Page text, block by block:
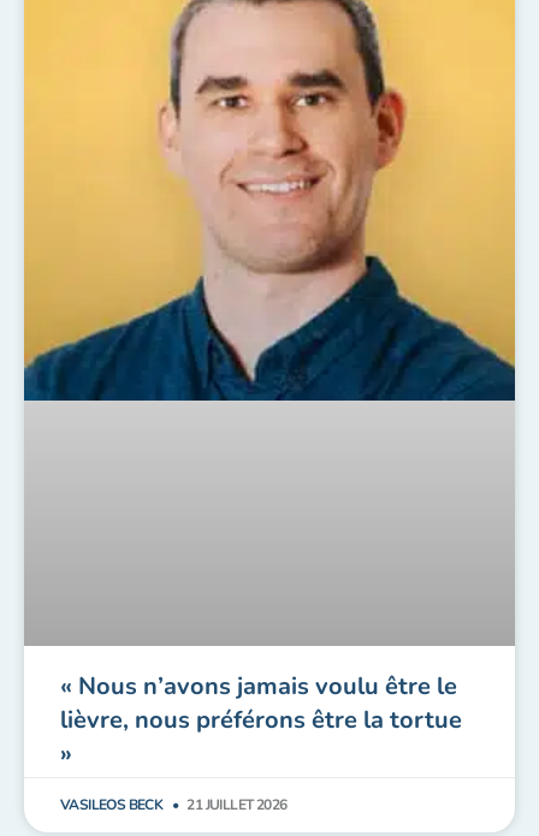
« Nous n’avons jamais voulu être le
lièvre, nous préférons être la tortue
»
VASILEOS BECK 21 JUILLET 2026